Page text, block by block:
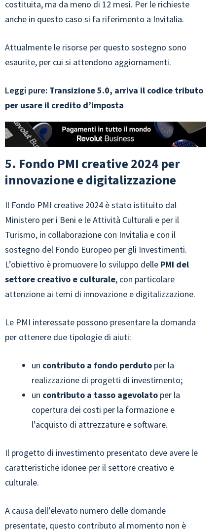
costituita, ma da meno di 12 mesi. Per le richieste
anche in questo caso si fa riferimento a Invitalia.
Attualmente le risorse per questo sostegno sono
esaurite, per cui si attendono aggiornamenti.
Leggi pure: Transizione 5.0, arriva il codice tributo
per usare il credito d’imposta
5. Fondo PMI creative 2024 per
innovazione e digitalizzazione
Il Fondo PMI creative 2024 è stato istituito dal
Ministero per i Beni e le Attività Culturali e per il
Turismo, in collaborazione con Invitalia e con il
sostegno del Fondo Europeo per gli Investimenti.
L’obiettivo è promuovere lo sviluppo delle PMI del
settore creativo e culturale, con particolare
attenzione ai temi di innovazione e digitalizzazione.
Le PMI interessate possono presentare la domanda
per ottenere due tipologie di aiuti:
un contributo a fondo perduto per la
realizzazione di progetti di investimento;
un contributo a tasso agevolato per la
copertura dei costi per la formazione e
l’acquisto di attrezzature e software.
Il progetto di investimento presentato deve avere le
caratteristiche idonee per il settore creativo e
culturale.
A causa dell’elevato numero delle domande
presentate, questo contributo al momento non è